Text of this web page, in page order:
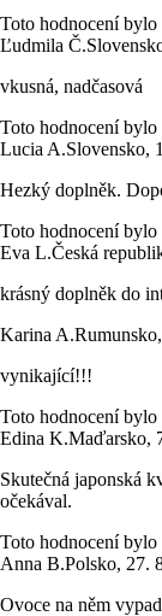
Toto hodnocení bylo
Ľudmila Č.
vkusná, nadčasová
Toto hodnocení bylo
Lucia A.Slovensko,
Hezký doplněk.
Toto hodnocení bylo
Eva L.Česká
krásný doplněk do
Karina A.Rumunsko,
vynikající!!!
Toto hodnocení bylo
Edina K.Maďarsko,
Skutečná japonská
očekával.
Toto hodnocení bylo
Anna B.Polsko, 27.
Ovoce na něm